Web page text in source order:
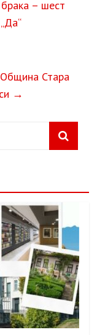
– шест
Община Стара
→